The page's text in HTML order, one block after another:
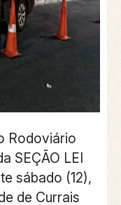
Rodoviário
SEÇÃO LEI
sábado (12),
de Currais